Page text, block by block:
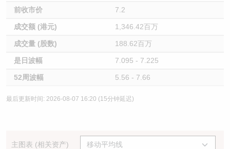
前收市价 7.2
成交额 (港元) 1,346.42百万
成交量 (股数) 188.62百万
是日波幅 7.095 - 7.225
52周波幅 5.56 - 7.66
最后更新时间: 2026-08-07 16:20 (15分钟延迟)
主图表 (相关资产)